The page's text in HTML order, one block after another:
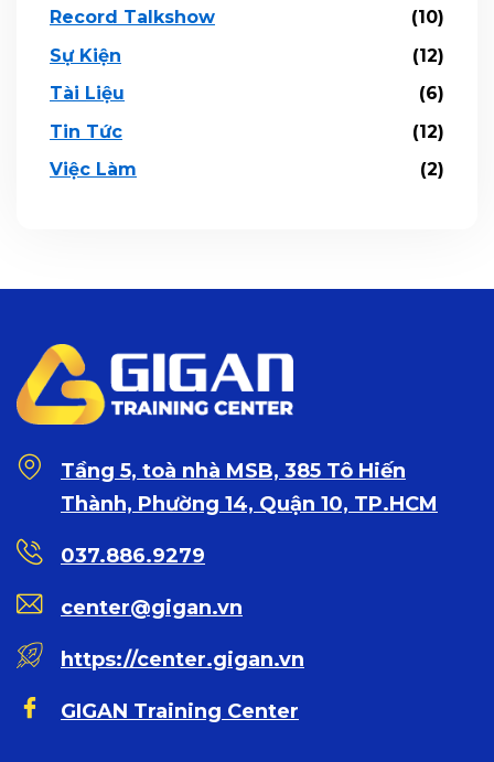
Record Talkshow
(10)
Sự Kiện
(12)
Tài Liệu
(6)
Tin Tức
(12)
Việc Làm
(2)
Tầng 5, toà nhà MSB, 385 Tô Hiến
Thành, Phường 14, Quận 10, TP.HCM
037.886.9279
center@gigan.vn
https://center.gigan.vn
GIGAN Training Center